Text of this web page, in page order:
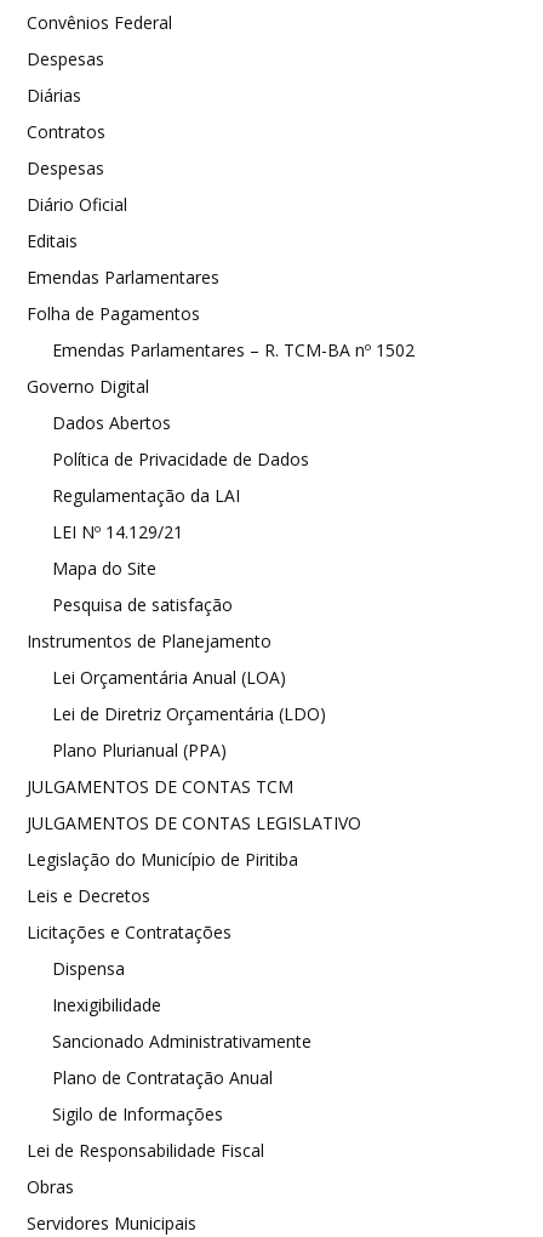
Convênios Federal
Despesas
Diárias
Contratos
Despesas
Diário Oficial
Editais
Emendas Parlamentares
Folha de Pagamentos
Emendas Parlamentares – R. TCM-BA nº 1502
Governo Digital
Dados Abertos
Política de Privacidade de Dados
Regulamentação da LAI
LEI Nº 14.129/21
Mapa do Site
Pesquisa de satisfação
Instrumentos de Planejamento
Lei Orçamentária Anual (LOA)
Lei de Diretriz Orçamentária (LDO)
Plano Plurianual (PPA)
JULGAMENTOS DE CONTAS TCM
JULGAMENTOS DE CONTAS LEGISLATIVO
Legislação do Município de Piritiba
Leis e Decretos
Licitações e Contratações
Dispensa
Inexigibilidade
Sancionado Administrativamente
Plano de Contratação Anual
Sigilo de Informações
Lei de Responsabilidade Fiscal
Obras
Servidores Municipais